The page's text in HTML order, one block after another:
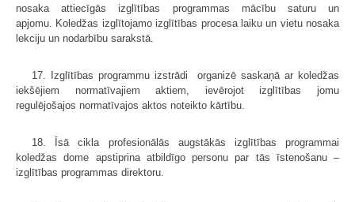
nosaka attiecīgās izglītības programmas mācību saturu un
apjomu. Koledžas izglītojamo izglītības procesa laiku un vietu nosaka
lekciju un nodarbību sarakstā.
17. Izglītības programmu izstrādi organizē saskaņā ar koledžas
iekšējiem normatīvajiem aktiem, ievērojot izglītības jomu
regulējošajos normatīvajos aktos noteikto kārtību.
18. Īsā cikla profesionālās augstākās izglītības programmai
koledžas dome apstiprina atbildīgo personu par tās īstenošanu –
izglītības programmas direktoru.